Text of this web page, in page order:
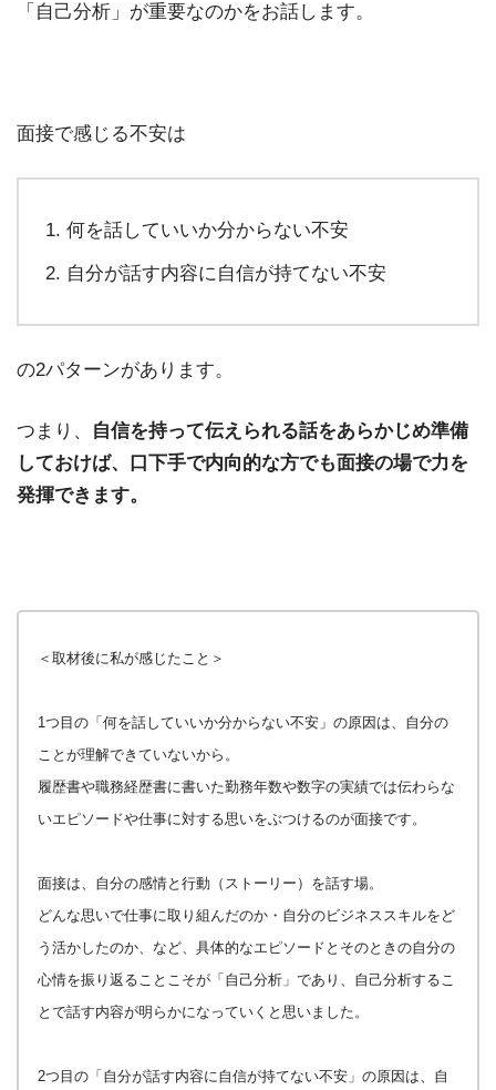
「自己分析」が重要なのかをお話します。
面接で感じる不安は
何を話していいか分からない不安
自分が話す内容に自信が持てない不安
の2パターンがあります。
つまり、
自信を持って伝えられる話をあらかじめ準備
しておけば、口下手で内向的な方でも面接の場で力を
発揮できます。
＜取材後に私が感じたこと＞
1つ目の「何を話していいか分からない不安」の原因は、自分の
ことが理解できていないから。
履歴書や職務経歴書に書いた勤務年数や数字の実績では伝わらな
いエピソードや仕事に対する思いをぶつけるのが面接です。
面接は、自分の感情と行動（ストーリー）を話す場。
どんな思いで仕事に取り組んだのか・自分のビジネススキルをど
う活かしたのか、など、具体的なエピソードとそのときの自分の
心情を振り返ることこそが「自己分析」であり、 自己分析するこ
とで話す内容が明らかになっていくと思いました。
2つ目の「自分が話す内容に自信が持てない不安」の原因は、自